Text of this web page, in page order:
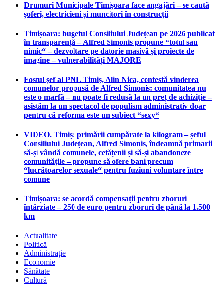
Drumuri Municipale Timișoara face angajări – se caută
șoferi, electricieni și muncitori în construcții
Timișoara: bugetul Consiliului Județean pe 2026 publicat
în transparență – Alfred Simonis propune “totul sau
nimic“ – dezvoltare pe datorie masivă și proiecte de
imagine – vulnerabilități MAJORE
Fostul șef al PNL Timiș, Alin Nica, contestă vinderea
comunelor propusă de Alfred Simonis: comunitatea nu
este o marfă – nu poate fi redusă la un preț de achiziție –
asistăm la un spectacol de populism administrativ doar
pentru că reforma este un subiect “sexy“
VIDEO. Timiș: primării cumpărate la kilogram – șeful
Consiliului Județean, Alfred Simonis, îndeamnă primarii
să-și vândă comunele, cetățenii și să-și abandoneze
comunitățile – propune să ofere bani precum
“lucrătoarelor sexuale“ pentru fuziuni voluntare între
comune
Timișoara: se acordă compensații pentru zboruri
întârziate – 250 de euro pentru zboruri de până la 1.500
km
Actualitate
Politică
Administrație
Economie
Sănătate
Cultură